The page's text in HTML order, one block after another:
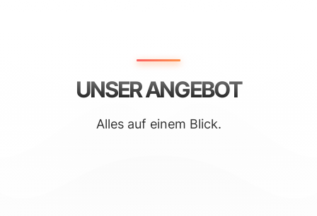
UNSER ANGEBOT
Alles auf einem Blick.